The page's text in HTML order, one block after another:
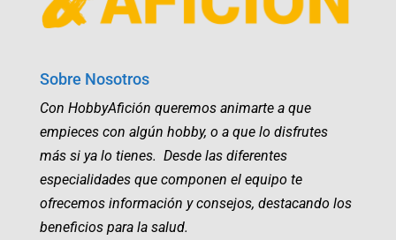
Sobre Nosotros
Con HobbyAfición queremos animarte a que
empieces con algún hobby, o a que lo disfrutes
más si ya lo tienes. Desde las diferentes
especialidades que componen el equipo te
ofrecemos información y consejos, destacando los
beneficios para la salud.